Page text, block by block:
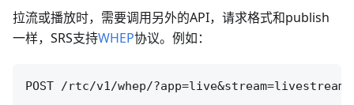
拉流或播放时，需要调用另外的API，请求格式和publish
一样，SRS支持WHEP协议。例如：
POST /rtc/v1/whep/?app=live&stream=livestream